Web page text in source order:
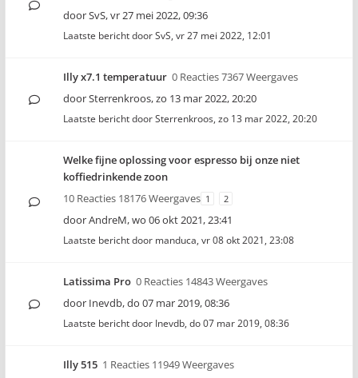
doorSvS,vr 27 mei 2022, 09:36
Laatste bericht doorSvS, vr 27 mei 2022, 12:01
Illy x7.1 temperatuur 0 Reacties 7367 Weergaves
doorSterrenkroos,zo 13 mar 2022, 20:20
Laatste bericht doorSterrenkroos, zo 13 mar 2022, 20:20
Welke fijne oplossing voor espresso bij onze niet
koffiedrinkende zoon
10 Reacties 18176 Weergaves 1 2
doorAndreM,wo 06 okt 2021, 23:41
Laatste bericht door manduca, vr 08 okt 2021, 23:08
Latissima Pro 0 Reacties 14843 Weergaves
door Inevdb,do 07 mar 2019, 08:36
Laatste bericht door Inevdb, do 07 mar 2019, 08:36
Illy 515 1 Reacties 11949 Weergaves